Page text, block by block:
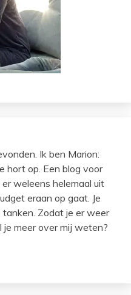
Ik ben Marion:
hort op. Een blog voor
weleens helemaal uit
eraan op gaat. Je
Zodat je er weer
meer over mij weten?